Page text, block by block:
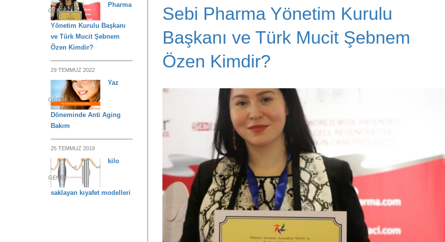
Sebi Pharma Yönetim Kurulu
Başkanı ve Türk Mucit Şebnem
Özen Kimdir?
GENEL
Pharma
Yönetim Kurulu Başkanı
ve Türk Mucit Şebnem
Özen Kimdir?
29 TEMMUZ 2022
GÜZELLIK
Yaz
Döneminde Anti Aging
Bakım
25 TEMMUZ 2019
GENEL
kilo
saklayan kıyafet modelleri